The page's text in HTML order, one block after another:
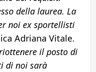
della laurea. La
noi ex sportellisti
Adriana Vitale.
il posto di
di noi sarà